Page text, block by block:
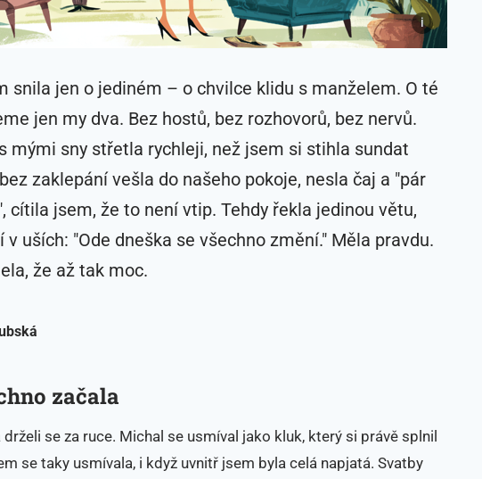
snila jen o jediném – o chvilce klidu s manželem. O té
jen my dva. Bez hostů, bez rozhovorů, bez nervů.
mými sny střetla rychleji, než jsem si stihla sundat
zaklepání vešla do našeho pokoje, nesla čaj a "pár
cítila jsem, že to není vtip. Tehdy řekla jedinou větu,
uších: "Ode dneška se všechno změní." Měla pravdu.
že až tak moc.
začala
se za ruce. Michal se usmíval jako kluk, který si právě splnil
se taky usmívala, i když uvnitř jsem byla celá napjatá. Svatby